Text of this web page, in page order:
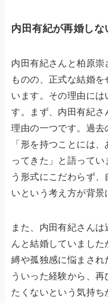
内田有紀が再婚しな
内田有紀さんと柏原崇
ものの、正式な結婚
います。その理由には
す。まず、内田有紀
理由の一つです。過
「形を持つことには
ってきた」と語って
う形式にこだわらず
いという考え方が背景
また、内田有紀さんは
んと結婚していまし
縛や孤独感に悩まさ
ういった経験から、
たくないという気持